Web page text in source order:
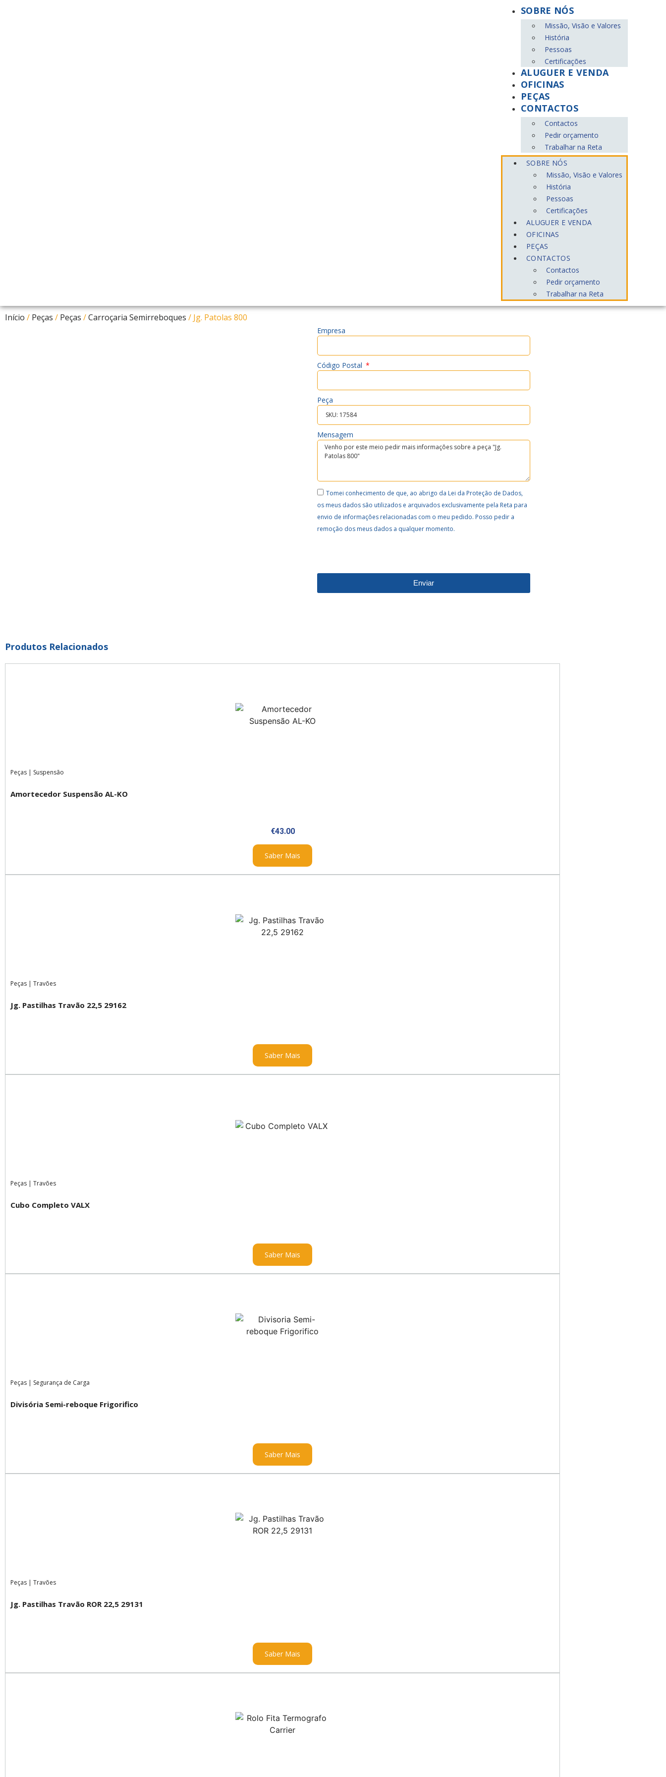
SOBRE NÓS
Missão, Visão e Valores
História
Pessoas
Certificações
ALUGUER E VENDA
OFICINAS
PEÇAS
CONTACTOS
Contactos
Pedir orçamento
Trabalhar na Reta
SOBRE NÓS
Missão, Visão e Valores
História
Pessoas
Certificações
ALUGUER E VENDA
OFICINAS
PEÇAS
CONTACTOS
Contactos
Pedir orçamento
Trabalhar na Reta
Início / Peças / Peças /Carroçaria Semirreboques / Jg. Patolas 800
Empresa
Código Postal
Peça
Mensagem
Tomei conhecimento de que, ao abrigo da Lei da Proteção de Dados,
os meus dados são utilizados e arquivados exclusivamente pela Reta para
envio de informações relacionadas com o meu pedido. Posso pedir a
remoção dos meus dados a qualquer momento.
Enviar
Produtos Relacionados
Peças | Suspensão
Amortecedor Suspensão AL-KO
€43.00
Saber Mais
Peças | Travões
Jg. Pastilhas Travão 22,5 29162
Saber Mais
Peças | Travões
Cubo Completo VALX
Saber Mais
Peças | Segurança de Carga
Divisória Semi-reboque Frigorifico
Saber Mais
Peças | Travões
Jg. Pastilhas Travão ROR 22,5 29131
Saber Mais